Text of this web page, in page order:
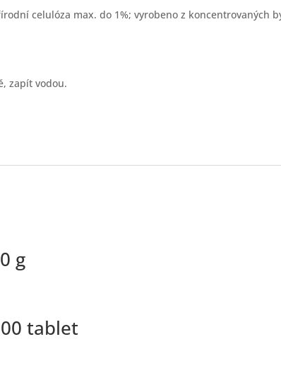
celulóza max. do 1%; vyrobeno z koncentrovaných
zapít vodou.
g
tablet